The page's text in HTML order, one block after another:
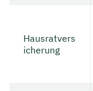
Hausratvers
icherung